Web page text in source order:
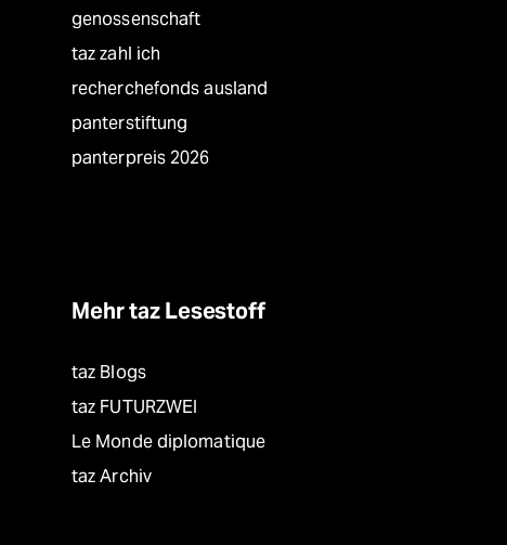
genossenschaft
taz zahl ich
recherchefonds ausland
panterstiftung
panterpreis 2026
Mehr taz Lesestoff
taz Blogs
taz FUTURZWEI
Le Monde diplomatique
taz Archiv